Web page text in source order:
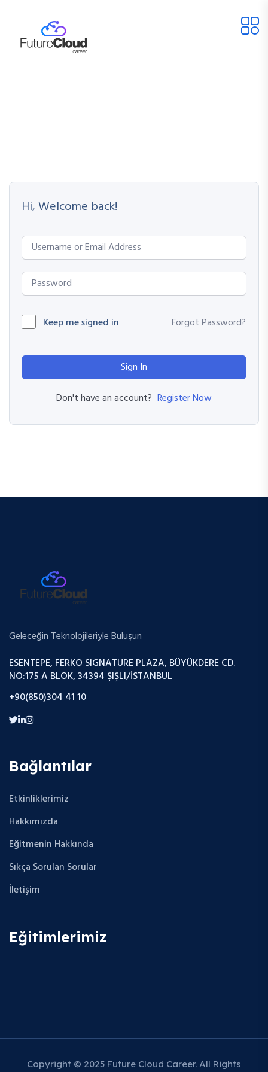
Hi, Welcome back!
Keep me signed in Forgot Password?
Sign In
Don't have an account? Register Now
Geleceğin Teknolojileriyle Buluşun
ESENTEPE, FERKO SIGNATURE PLAZA, BÜYÜKDERE CD.
NO:175 A BLOK, 34394 ŞIŞLI/İSTANBUL
+90(850)304 41 10
Bağlantılar
Etkinliklerimiz
Hakkımızda
Eğitmenin Hakkında
Sıkça Sorulan Sorular
İletişim
Eğitimlerimiz
Copyright © 2025 Future Cloud Career. All Rights